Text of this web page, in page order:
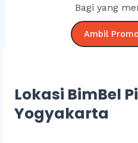
Bagi yang
Ambil
Lokasi BimBel
Yogyakarta